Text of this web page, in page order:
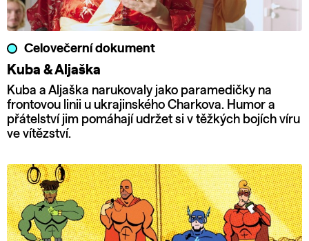
Celovečerní dokument
Kuba & Aljaška
Kuba a Aljaška narukovaly jako paramedičky na
frontovou linii u ukrajinského Charkova. Humor a
přátelství jim pomáhají udržet si v těžkých bojích víru
ve vítězství.